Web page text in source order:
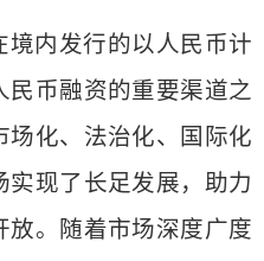
境内发行的以人民币计
币融资的重要渠道之
场化、法治化、国际化
实现了长足发展，助力
放。随着市场深度广度